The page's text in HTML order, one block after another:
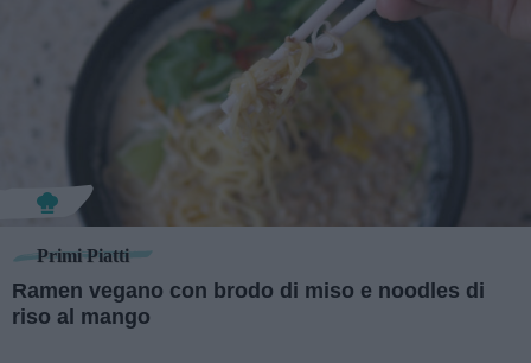
Primi Piatti
Ramen vegano con brodo di miso e noodles di
riso al mango